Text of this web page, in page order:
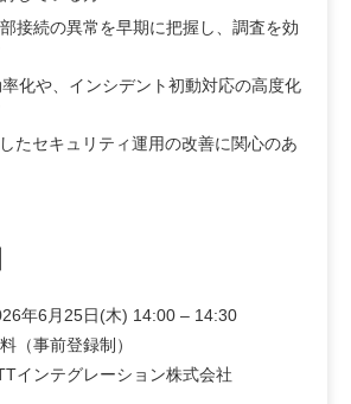
接続の異常を早期に把握し、調査を効
化や、インシデント初動対応の高度化
たセキュリティ運用の改善に関心のあ
年6月25日(木) 14:00 – 14:30
事前登録制）
テグレーション株式会社